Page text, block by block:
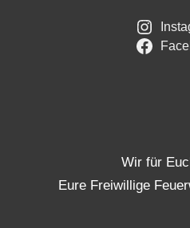
Wir für
Eure Freiwillige